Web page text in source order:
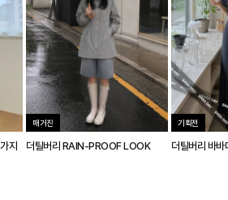
지
매거진
더틸버리 RAIN-PROOF LOOK
기획전
더틸버리 바바